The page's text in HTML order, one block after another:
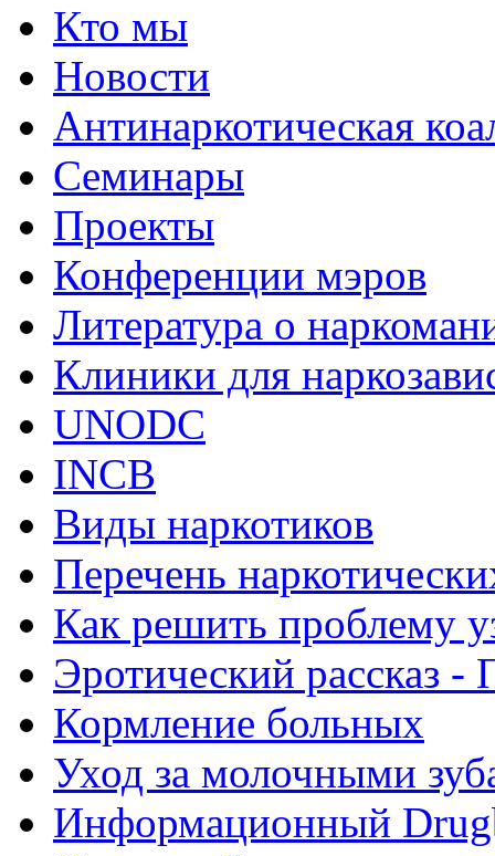
Кто мы
Новости
Антинаркотическая
Семинары
Проекты
Конференции мэров
Литература о
Клиники для
UNODC
INCB
Виды наркотиков
Перечень
Как решить проблему
Эротический рассказ -
Кормление больных
Уход за молочными
Информационный